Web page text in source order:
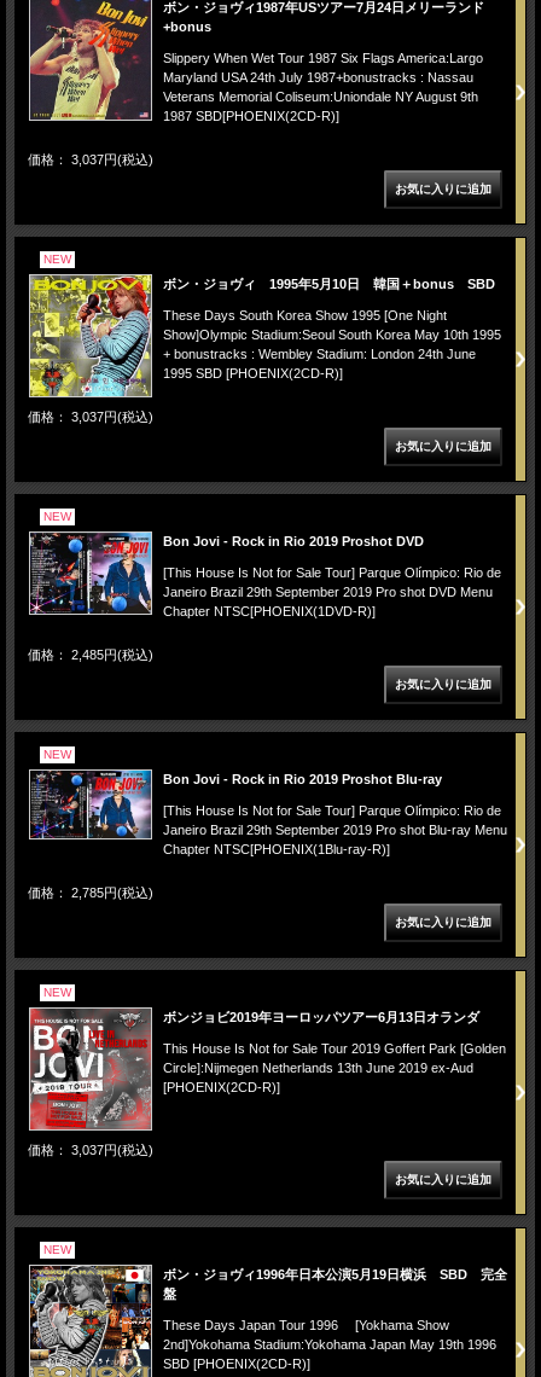
ボン・ジョヴィ1987年USツアー7月24日メリーランド
+bonus
Slippery When Wet Tour 1987 Six Flags America:Largo
Maryland USA 24th July 1987+bonustracks : Nassau
Veterans Memorial Coliseum:Uniondale NY August 9th
1987 SBD[PHOENIX(2CD-R)]
価格： 3,037円(税込)
NEW
ボン・ジョヴィ 1995年5月10日 韓国＋bonus SBD
These Days South Korea Show 1995 [One Night
Show]Olympic Stadium:Seoul South Korea May 10th 1995
+ bonustracks : Wembley Stadium: London 24th June
1995 SBD [PHOENIX(2CD-R)]
価格： 3,037円(税込)
NEW
Bon Jovi - Rock in Rio 2019 Proshot DVD
[This House Is Not for Sale Tour] Parque Olímpico: Rio de
Janeiro Brazil 29th September 2019 Pro shot DVD Menu
Chapter NTSC[PHOENIX(1DVD-R)]
価格： 2,485円(税込)
NEW
Bon Jovi - Rock in Rio 2019 Proshot Blu-ray
[This House Is Not for Sale Tour] Parque Olímpico: Rio de
Janeiro Brazil 29th September 2019 Pro shot Blu-ray Menu
Chapter NTSC[PHOENIX(1Blu-ray-R)]
価格： 2,785円(税込)
NEW
ボンジョビ2019年ヨーロッパツアー6月13日オランダ
This House Is Not for Sale Tour 2019 Goffert Park [Golden
Circle]:Nijmegen Netherlands 13th June 2019 ex-Aud
[PHOENIX(2CD-R)]
価格： 3,037円(税込)
NEW
ボン・ジョヴィ1996年日本公演5月19日横浜 SBD 完全
盤
These Days Japan Tour 1996 [Yokhama Show
2nd]Yokohama Stadium:Yokohama Japan May 19th 1996
SBD [PHOENIX(2CD-R)]